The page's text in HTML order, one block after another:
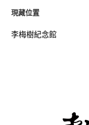
現藏位置
李梅樹紀念館